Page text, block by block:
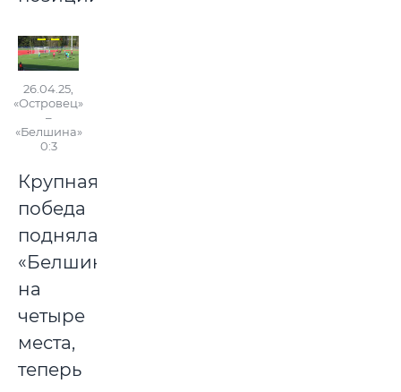
26.04.25,
«Островец»
–
«Белшина»
0:3
Крупная
победа
подняла
«Белшину»
на
четыре
места,
теперь